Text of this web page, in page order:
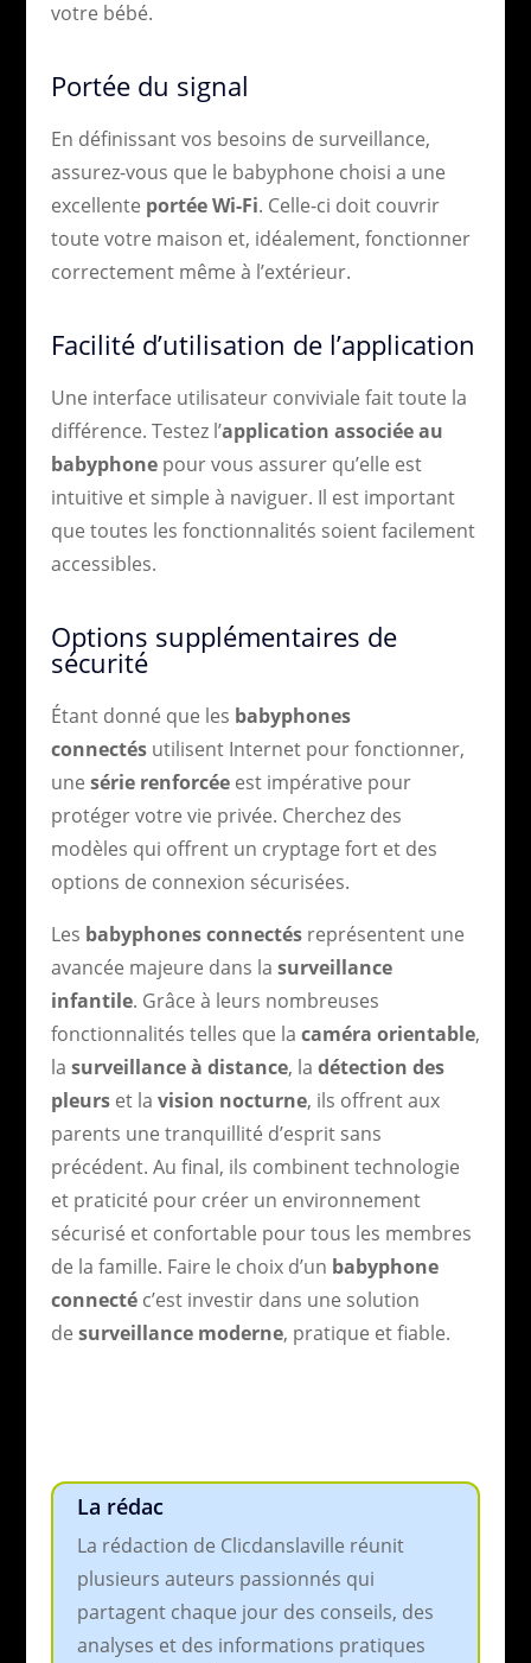
votre bébé.
Portée du signal
En définissant vos besoins de surveillance,
assurez-vous que le babyphone choisi a une
excellente portée Wi-Fi. Celle-ci doit couvrir
toute votre maison et, idéalement, fonctionner
correctement même à l’extérieur.
Facilité d’utilisation de l’application
Une interface utilisateur conviviale fait toute la
différence. Testez l’application associée au
babyphonepour vous assurer qu’elle est
intuitive et simple à naviguer. Il est important
que toutes les fonctionnalités soient facilement
accessibles.
Options supplémentaires de
sécurité
Étant donné que les babyphones
connectésutilisent Internet pour fonctionner,
une série renforcéeest impérative pour
protéger votre vie privée. Cherchez des
modèles qui offrent un cryptage fort et des
options de connexion sécurisées.
Les babyphones connectésreprésentent une
avancée majeure dans la surveillance
infantile. Grâce à leurs nombreuses
fonctionnalités telles que la caméra orientable,
la surveillance à distance, la détection des
pleurset la vision nocturne, ils offrent aux
parents une tranquillité d’esprit sans
précédent. Au final, ils combinent technologie
et praticité pour créer un environnement
sécurisé et confortable pour tous les membres
de la famille. Faire le choix d’un babyphone
connectéc’est investir dans une solution
de surveillance moderne, pratique et fiable.
La rédac
La rédaction de Clicdanslaville réunit
plusieurs auteurs passionnés qui
partagent chaque jour des conseils, des
analyses et des informations pratiques